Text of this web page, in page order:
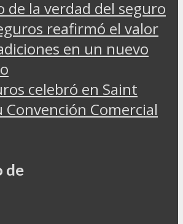
de la verdad del seguro
reafirmó el valor
en un nuevo
celebró en Saint
Comercial
de